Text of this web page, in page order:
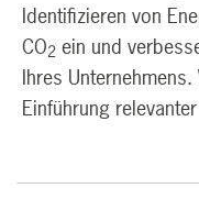
Identifizieren von
CO2 ein und
Ihres
Einführung